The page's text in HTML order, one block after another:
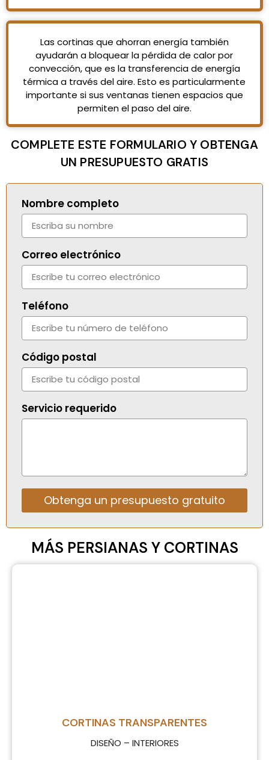
Las cortinas que ahorran energía también
ayudarán a bloquear la pérdida de calor por
convección, que es la transferencia de energía
térmica a través del aire. Esto es particularmente
importante si sus ventanas tienen espacios que
permiten el paso del aire.
COMPLETE ESTE FORMULARIO Y OBTENGA
UN PRESUPUESTO GRATIS
Nombre completo
Correo electrónico
Teléfono
Código postal
Servicio requerido
Obtenga un presupuesto gratuito
MÁS PERSIANAS Y CORTINAS
CORTINAS TRANSPARENTES
DISEÑO – INTERIORES